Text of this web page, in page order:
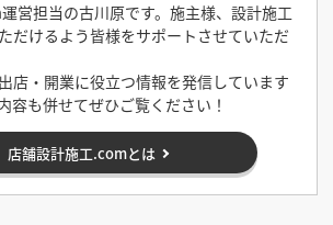
営担当の古川原です。施主様、設計施工
だけるよう皆様をサポートさせていただ
店・開業に役立つ情報を発信しています
容も併せてぜひご覧ください！
店舗設計施工.comとは